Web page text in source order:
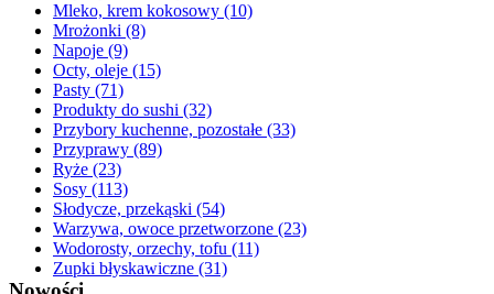
Mleko, krem kokosowy (10)
Mrożonki (8)
Napoje (9)
Octy, oleje (15)
Pasty (71)
Produkty do sushi (32)
Przybory kuchenne, pozostałe (33)
Przyprawy (89)
Ryże (23)
Sosy (113)
Słodycze, przekąski (54)
Warzywa, owoce przetworzone (23)
Wodorosty, orzechy, tofu (11)
Zupki błyskawiczne (31)